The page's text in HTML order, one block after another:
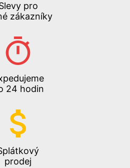
pro
zákazníky
24 hodin
prodej